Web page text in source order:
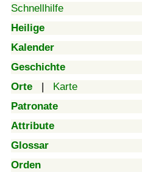
Schnellhilfe
Heilige
Kalender
Geschichte
Orte | Karte
Patronate
Attribute
Glossar
Orden